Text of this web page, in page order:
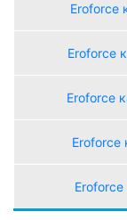
Eroforce
Eroforce
Eroforce
Eroforce